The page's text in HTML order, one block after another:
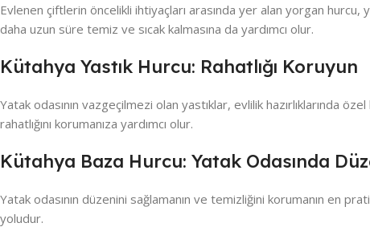
Evlenen çiftlerin öncelikli ihtiyaçları arasında yer alan yorgan hurcu,
daha uzun süre temiz ve sıcak kalmasına da yardımcı olur.
Kütahya Yastık Hurcu: Rahatlığı Koruyun
Yatak odasının vazgeçilmezi olan yastıklar, evlilik hazırlıklarında
rahatlığını korumanıza yardımcı olur.
Kütahya Baza Hurcu: Yatak Odasında
Yatak odasının düzenini sağlamanın ve temizliğini korumanın en
yoludur.